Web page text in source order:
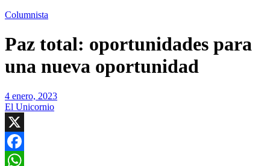
Columnista
Paz total: oportunidades para
una nueva oportunidad
4 enero, 2023
El Unicornio
X
Facebook